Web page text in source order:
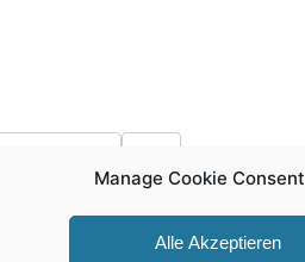
Manage Cookie Consent
Alle Akzeptieren